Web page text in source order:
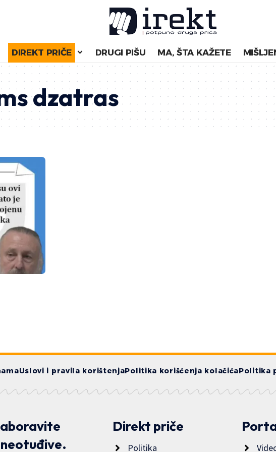
DIREKT PRIČE DRUGI PIŠU MA, ŠTA KAŽETE
dzatras
Uslovi i pravila korištenjaPolitika korišćenja kolačićaPolitika
Direkt priče
Politika